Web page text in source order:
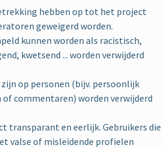
hebben op tot het project
geweigerd worden.
kunnen worden als racistisch,
kwetsend ... worden verwijderd
op personen (bijv. persoonlijk
commentaren) worden verwijderd
transparant en eerlijk. Gebruikers die
valse of misleidende profielen